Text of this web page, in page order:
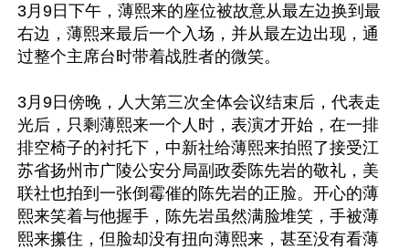
3月9日下午，薄熙来的座位被故意从最左边换到最
右边，薄熙来最后一个入场，并从最左边出现，通
过整个主席台时带着战胜者的微笑。
3月9日傍晚，人大第三次全体会议结束后，代表走
光后，只剩薄熙来一个人时，表演才开始，在一排
排空椅子的衬托下，中新社给薄熙来拍照了接受江
苏省扬州市广陵公安分局副政委陈先岩的敬礼，美
联社也拍到一张倒霉催的陈先岩的正脸。开心的薄
熙来笑着与他握手，陈先岩虽然满脸堆笑，手被薄
熙来攥住，但脸却没有扭向薄熙来，甚至没有看薄